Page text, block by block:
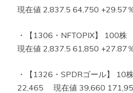
現在値 2,837.5 64,750 +29.57
・【1306・NFTOPIX】 100
現在値 2,837.5 61,850 +27.87
・【1326・SPDRゴール】
22,465 現在値 39,660